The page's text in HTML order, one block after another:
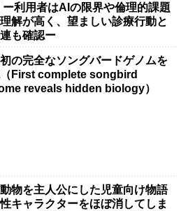
ー利用者はAIの限界や倫理的課題
解が高く、望ましい診療行動と
も確認ー
の完全なソングバードゲノムを
First complete songbird
reveals hidden biology）
物を主人公にした児童向け物語
キャラクターをほぼ消してしま